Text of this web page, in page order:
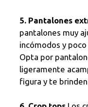
5. Pantalones
pantalones muy
incómodos y
Opta por
ligeramente
figura y te